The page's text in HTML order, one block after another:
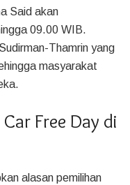
Said akan
09.00 WIB.
Thamrin yang
masyarakat
Free Day di
alasan pemilihan